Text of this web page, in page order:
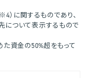
に関するものであり、
について表示するもので
資金の50%超をもって